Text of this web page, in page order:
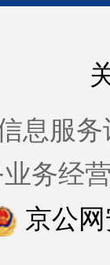
息服务
务经
京公网